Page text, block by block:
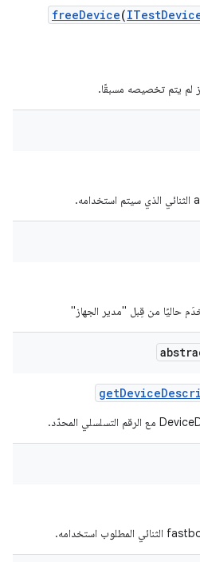
freeDevice(ITest
لم يتم تخصيصه مسبقًا.
getDevice